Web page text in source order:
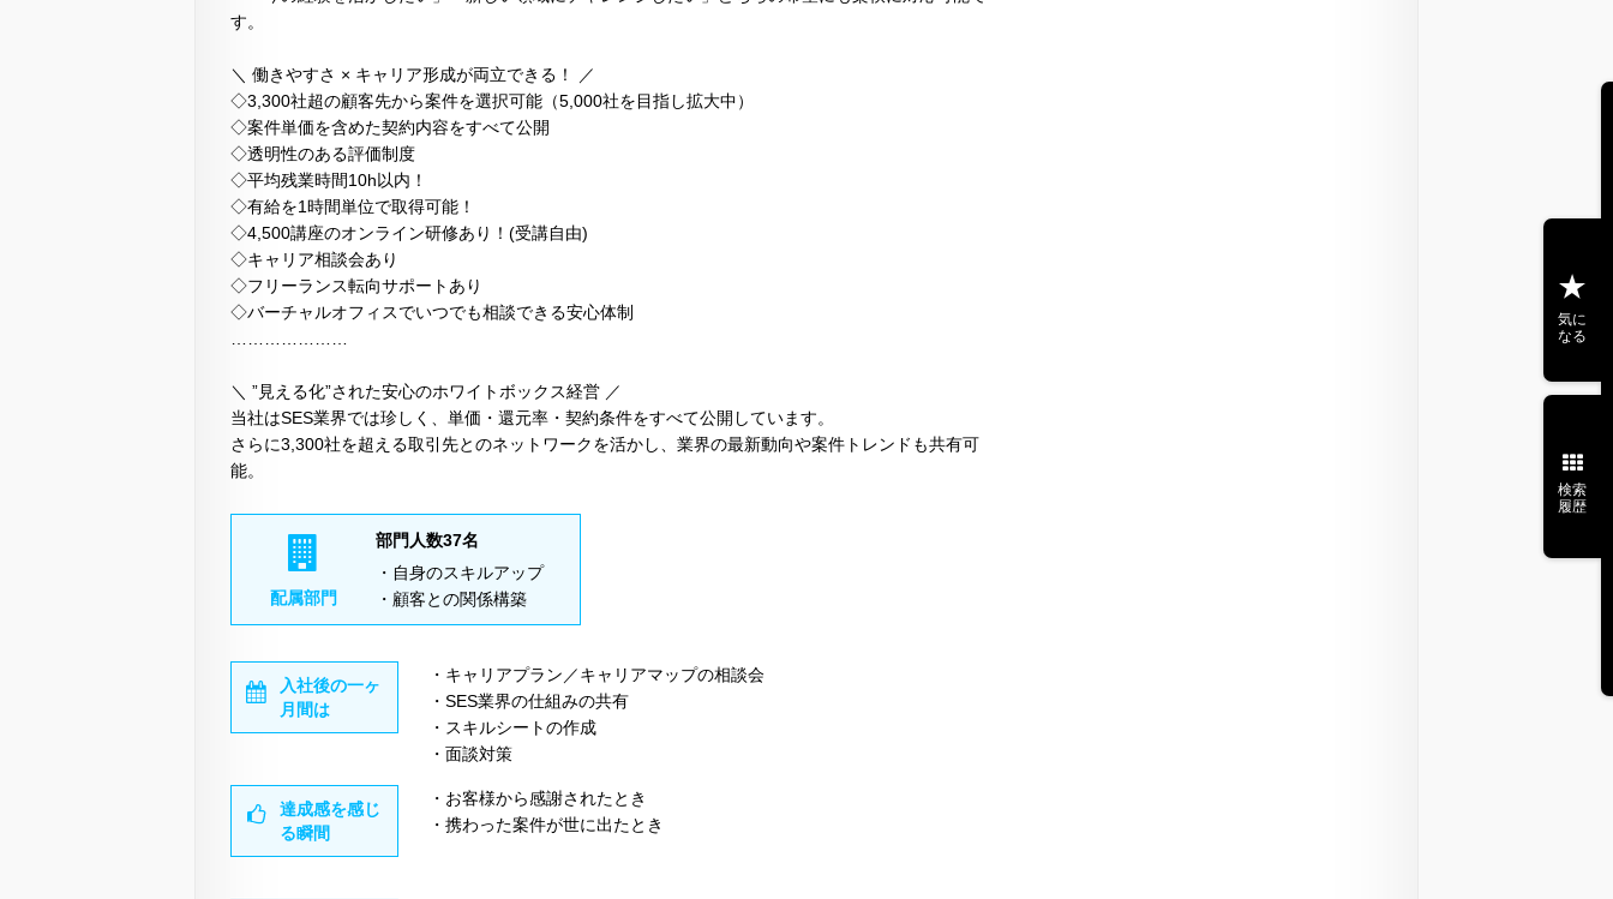
す。
＼ 働きやすさ × キャリア形成が両立できる！ ／
◇3,300社超の顧客先から案件を選択可能（5,000社を目指し拡大中）
◇案件単価を含めた契約内容をすべて公開
◇透明性のある評価制度
◇平均残業時間10h以内！
◇有給を1時間単位で取得可能！
◇4,500講座のオンライン研修あり！(受講自由)
◇キャリア相談会あり
◇フリーランス転向サポートあり
◇バーチャルオフィスでいつでも相談できる安心体制
＼ ”見える化”された安心のホワイトボックス経営 ／
当社はSES業界では珍しく、単価・還元率・契約条件をすべて公開しています。
さらに3,300社を超える取引先とのネットワークを活かし、業界の最新動向や案件トレンドも共有可
能。
配属部門
部門人数37名
・自身のスキルアップ
・顧客との関係構築
入社後の一ヶ
月間は
・キャリアプラン／キャリアマップの相談会
・SES業界の仕組みの共有
・スキルシートの作成
・面談対策
達成感を感じ
る瞬間
・お客様から感謝されたとき
・携わった案件が世に出たとき
気に
なる
検索
履歴